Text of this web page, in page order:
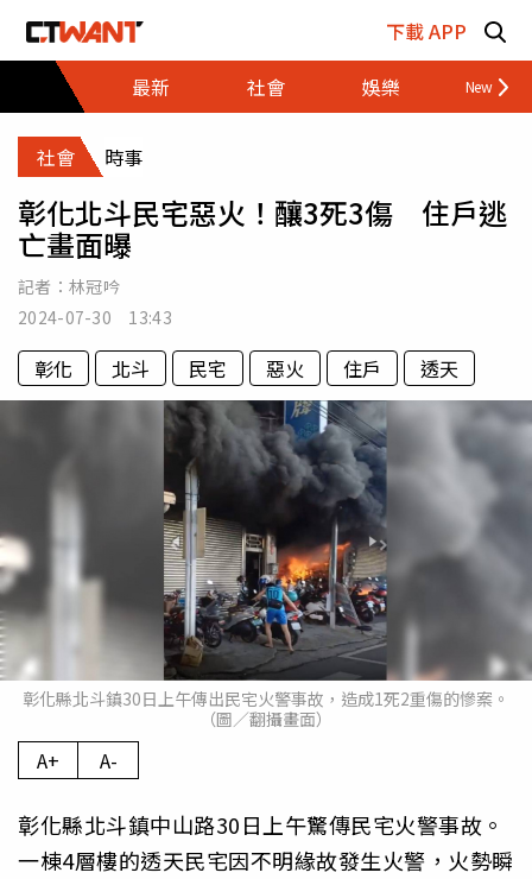
下載 APP
最新
社會 娛樂 財經
社會 時事
彰化北斗民宅惡火！釀3死3傷 住戶逃
亡畫面曝
記者： 林冠吟
2024-07-30 13:43
彰化 北斗 民宅 惡火 住戶 透天
彰化縣北斗鎮30日上午傳出民宅火警事故，造成1死2重傷的慘案。
（圖／翻攝畫面）
A+ A-
彰化縣北斗鎮中山路30日上午驚傳民宅火警事故。
一棟4層樓的透天民宅因不明緣故發生火警，火勢瞬